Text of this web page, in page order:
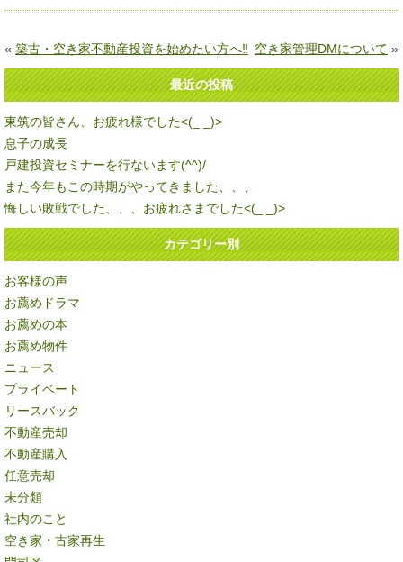
« 築古・空き家不動産投資を始めたい方へ‼ 空き家管理DMについて »
最近の投稿
東筑の皆さん、お疲れ様でした<(_ _)>
息子の成長
戸建投資セミナーを行ないます(^^)/
また今年もこの時期がやってきました、、、
悔しい敗戦でした、、、お疲れさまでした<(_ _)>
カテゴリー別
お客様の声
お薦めドラマ
お薦めの本
お薦め物件
ニュース
プライベート
リースバック
不動産売却
不動産購入
任意売却
未分類
社内のこと
空き家・古家再生